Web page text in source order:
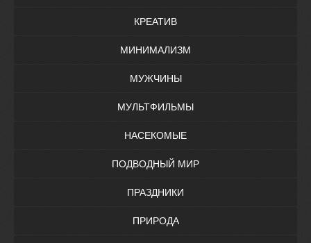
КРЕАТИВ
МИНИМАЛИЗМ
МУЖЧИНЫ
МУЛЬТФИЛЬМЫ
НАСЕКОМЫЕ
ПОДВОДНЫЙ МИР
ПРАЗДНИКИ
ПРИРОДА